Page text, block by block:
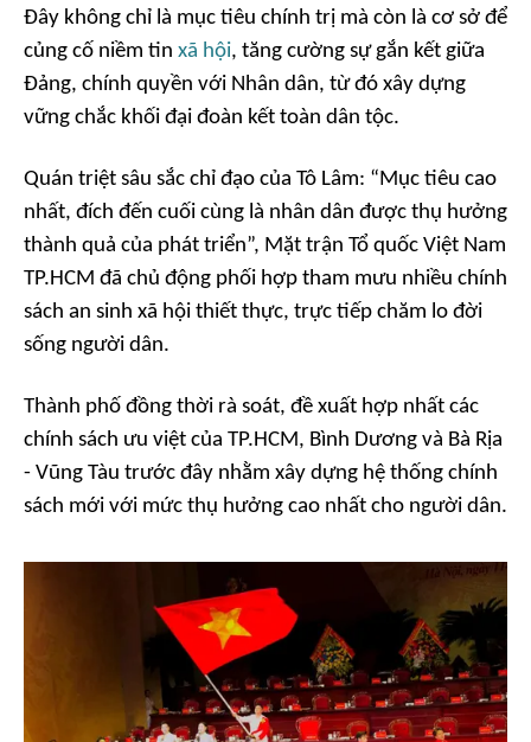
Đây không chỉ là mục tiêu chính trị mà còn là cơ sở để
củng cố niềm tin xã hội, tăng cường sự gắn kết giữa
Đảng, chính quyền với Nhân dân, từ đó xây dựng
vững chắc khối đại đoàn kết toàn dân tộc.
Quán triệt sâu sắc chỉ đạo của Tô Lâm: “Mục tiêu cao
nhất, đích đến cuối cùng là nhân dân được thụ hưởng
thành quả của phát triển”, Mặt trận Tổ quốc Việt Nam
TP.HCM đã chủ động phối hợp tham mưu nhiều chính
sách an sinh xã hội thiết thực, trực tiếp chăm lo đời
sống người dân.
Thành phố đồng thời rà soát, đề xuất hợp nhất các
chính sách ưu việt của TP.HCM, Bình Dương và Bà Rịa
- Vũng Tàu trước đây nhằm xây dựng hệ thống chính
sách mới với mức thụ hưởng cao nhất cho người dân.